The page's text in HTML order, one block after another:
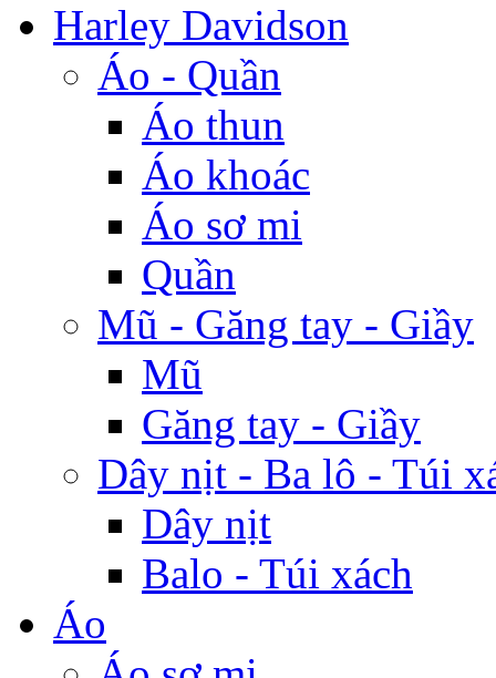
Harley Davidson
Áo - Quần
Áo thun
Áo khoác
Áo sơ mi
Quần
Mũ - Găng tay - Giầy
Mũ
Găng tay - Giầy
Dây nịt - Ba lô - Túi
Dây nịt
Balo - Túi xách
Áo